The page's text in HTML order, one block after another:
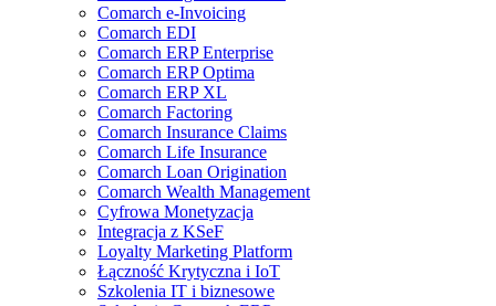
Comarch e-Invoicing
Comarch EDI
Comarch ERP Enterprise
Comarch ERP Optima
Comarch ERP XL
Comarch Factoring
Comarch Insurance Claims
Comarch Life Insurance
Comarch Loan Origination
Comarch Wealth Management
Cyfrowa Monetyzacja
Integracja z KSeF
Loyalty Marketing Platform
Łączność Krytyczna i IoT
Szkolenia IT i biznesowe